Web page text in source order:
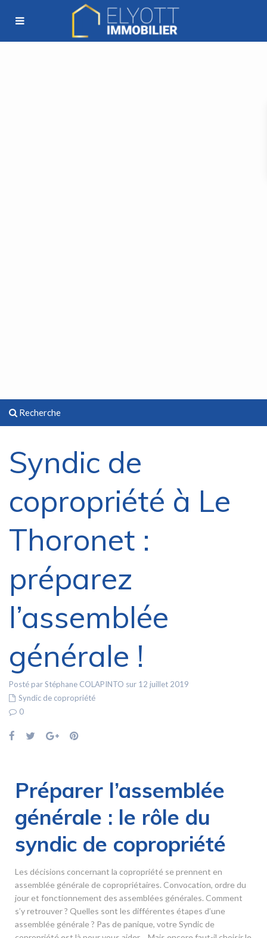
Recherche
Syndic de
copropriété à Le
Thoronet :
préparez
l’assemblée
générale !
Posté par Stéphane COLAPINTO sur 12 juillet 2019
Syndic de copropriété
0
Préparer l’assemblée
générale : le rôle du
syndic de copropriété
Les décisions concernant la copropriété se prennent en
assemblée générale de copropriétaires. Convocation, ordre du
jour et fonctionnement des assemblées générales. Comment
s’y retrouver ? Quelles sont les différentes étapes d’une
assemblée générale ? Pas de panique, votre Syndic de